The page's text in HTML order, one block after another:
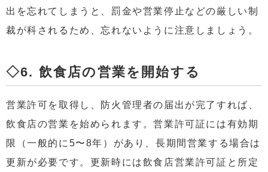
出を忘れてしまうと、罰金や営業停止などの厳しい制
裁が科されるため、忘れないように注意しましょう。
◇6. 飲食店の営業を開始する
営業許可を取得し、防火管理者の届出が完了すれば、
飲食店の営業を始められます。営業許可証には有効期
限（一般的に5〜8年）があり、長期間営業する場合は
更新が必要です。更新時には飲食店営業許可証と所定